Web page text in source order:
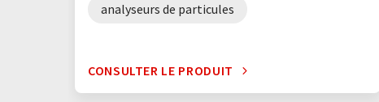
analyseurs de particules
CONSULTER LE PRODUIT